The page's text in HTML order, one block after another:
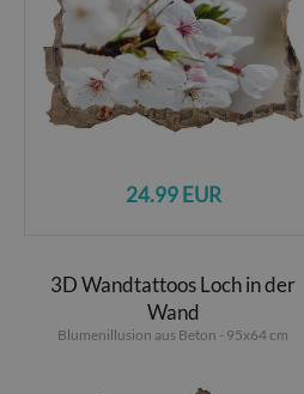
24.99 EUR
3D Wandtattoos Loch in der
Wand
Blumenillusion aus Beton - 95x64 cm